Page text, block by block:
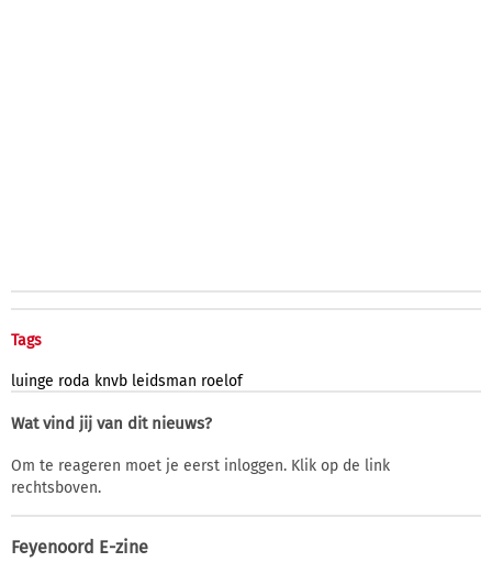
Tags
luinge roda knvb leidsman roelof
Wat vind jij van dit nieuws?
Om te reageren moet je eerst inloggen. Klik op de link
rechtsboven.
Feyenoord E-zine